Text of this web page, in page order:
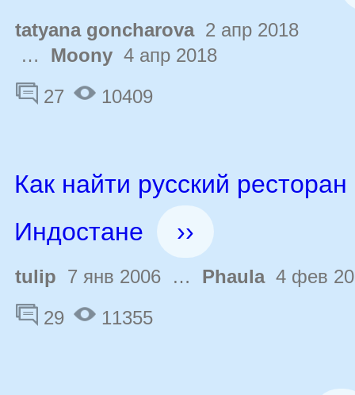
tatyana goncharova2 апр 2018
… Moony 4 апр 2018
27
10409
Как найти русский ресторан
Индостане
››
tulip 7 янв 2006 … Phaula4 фев
29
11355